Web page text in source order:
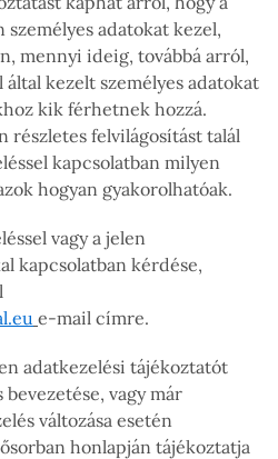
adatokat kezel,
mennyi ideig, továbbá arról,
kezelt személyes adatokat
kik férhetnek hozzá.
részletes felvilágosítást talál
kapcsolatban milyen
hogyan gyakorolhatóak.
vagy a jelen
kapcsolatban kérdése,
e-mail címre.
adatkezelési tájékoztatót
vagy már
változása esetén
honlapján tájékoztatja